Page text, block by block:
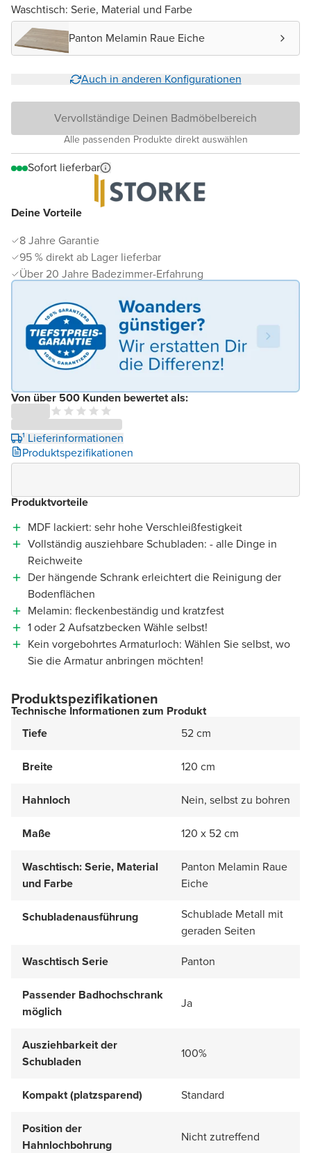
Deine Vorteile
8 Jahre Garantie
95 % direkt ab Lager lieferbar
Über 20 Jahre Badezimmer-Erfahrung
Von über 500 Kunden bewertet als:
¹ Lieferinformationen
Produktspezifikationen
Waschtisch: Serie, Material und Farbe
Panton Melamin Raue Eiche
Auch in anderen Konfigurationen
Vervollständige Deinen Badmöbelbereich
Alle passenden Produkte direkt auswählen
Sofort lieferbar
Produktvorteile
MDF lackiert: sehr hohe Verschleißfestigkeit
Vollständig ausziehbare Schubladen: - alle Dinge in
Reichweite
Der hängende Schrank erleichtert die Reinigung der
Bodenflächen
Melamin: fleckenbeständig und kratzfest
1 oder 2 Aufsatzbecken Wähle selbst!
Kein vorgebohrtes Armaturloch: Wählen Sie selbst, wo
Sie die Armatur anbringen möchten!
Produktspezifikationen
Technische Informationen zum Produkt
Tiefe
52 cm
Breite 120 cm
Hahnloch Nein, selbst zu bohren
Maße 120 x 52 cm
Waschtisch: Serie, Material
und Farbe
Panton Melamin Raue
Eiche
Schubladenausführung
Schublade Metall mit
geraden Seiten
Waschtisch Serie
Panton
Passender Badhochschrank
möglich
Ja
Ausziehbarkeit der
Schubladen
100%
Kompakt (platzsparend) Standard
Position der
Hahnlochbohrung
Nicht zutreffend